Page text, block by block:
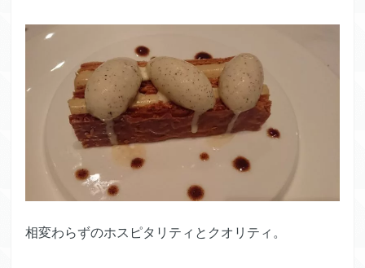
相変わらずのホスピタリティとクオリティ。